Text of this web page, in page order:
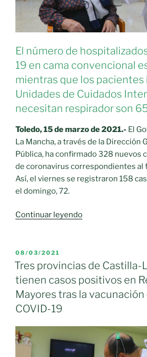
sus
dos
meses
El número de
19 en cama convencional
mientras que los pacientes
Unidades de Cuidados
necesitan respirador son
Toledo, 15 de marzo de 2021.- El
La Mancha, a través de la Dirección
Pública, ha confirmado 328 nuevos
de coronavirus correspondientes al
Así, el viernes se registraron 158
el domingo, 72.
Continuar leyendo«Fin
fallecidos
por
19
las
residencias
PUBLICADO
EL
08/03/2021
Tres provincias de Castilla-
tienen casos positivos en
Mayores tras la
COVID-19